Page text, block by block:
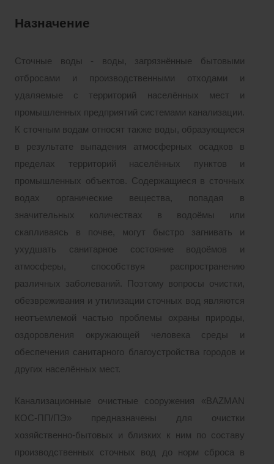
Назначение
Сточные воды - воды, загрязнённые бытовыми
отбросами и производственными отходами и
удаляемые с территорий населённых мест и
промышленных предприятий системами канализации.
К сточным водам относят также воды, образующиеся
в результате выпадения атмосферных осадков в
пределах территорий населённых пунктов и
промышленных объектов. Содержащиеся в сточных
водах органические вещества, попадая в
значительных количествах в водоёмы или
скапливаясь в почве, могут быстро загнивать и
ухудшать санитарное состояние водоёмов и
атмосферы, способствуя распространению
различных заболеваний. Поэтому вопросы очистки,
обезвреживания и утилизации сточных вод являются
неотъемлемой частью проблемы охраны природы,
оздоровления окружающей человека среды и
обеспечения санитарного благоустройства городов и
других населённых мест.
Канализационные очистные сооружения «BAZMAN
КОС-ПП/ПЭ» предназначены для очистки
хозяйственно-бытовых и близких к ним по составу
производственных сточных вод до норм сброса в